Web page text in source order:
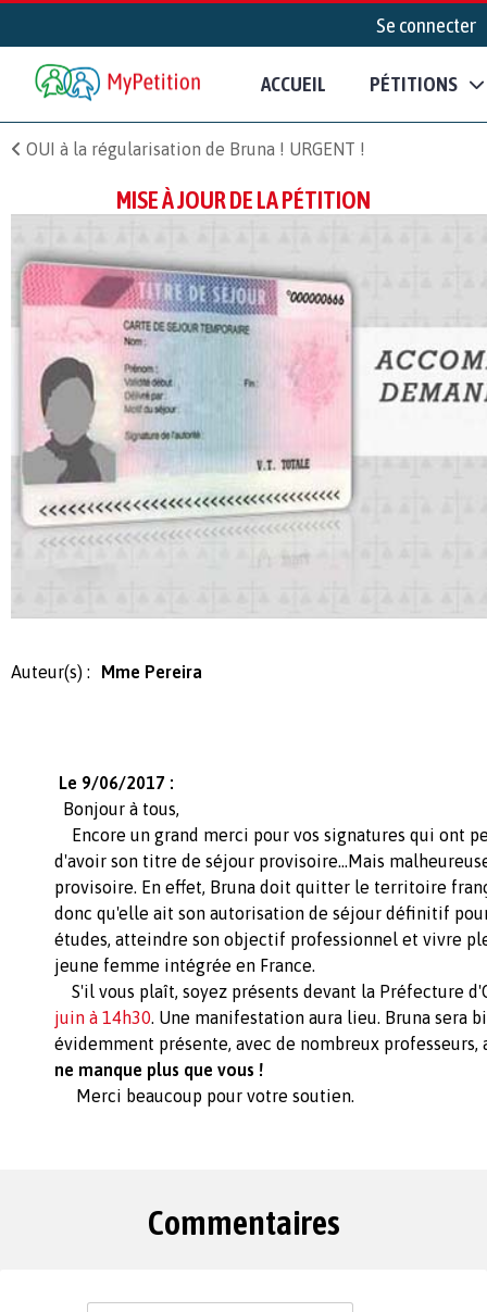
Se connecter
ACCUEIL PÉTITIONS
OUI à la régularisation de Bruna ! URGENT !
MISE À JOUR DE LA PÉTITION
Auteur(s) : Mme Pereira
Le 9/06/2017 :
Bonjour à tous,
Encore un grand merci pour vos signatures qui ont
d'avoir son titre de séjour provisoire...Mais
provisoire. En effet, Bruna doit quitter le territoire
donc qu'elle ait son autorisation de séjour définitif
études, atteindre son objectif professionnel et vivre
jeune femme intégrée en France.
S'il vous plaît, soyez présents devant la Préfecture
juin à 14h30. Une manifestation aura lieu. Bruna sera
évidemment présente, avec de nombreux professeurs,
ne manque plus que vous !
Merci beaucoup pour votre soutien.
Commentaires